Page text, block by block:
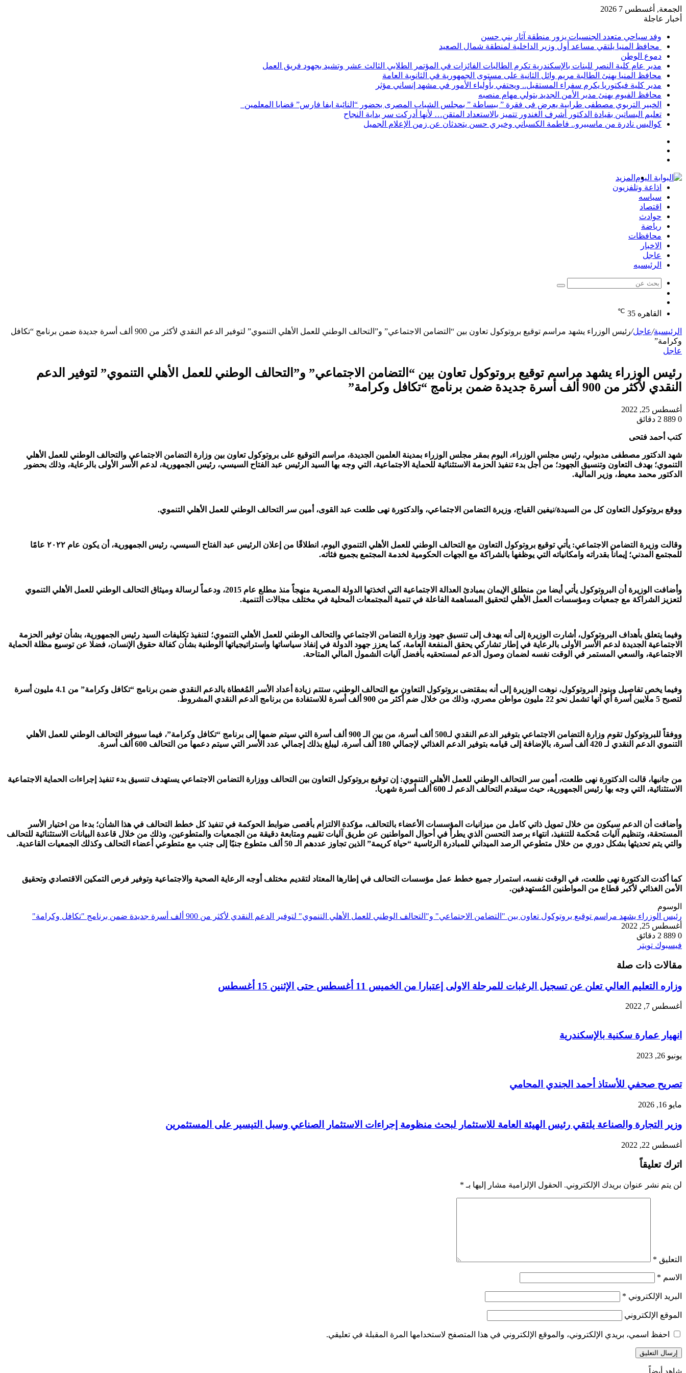
الجمعة, أغسطس 7 2026
أخبار عاجلة
وفد سياحي متعدد الجنسيات يزور منطقة آثار بني حسن
محافظ المنيا يلتقي مساعد أول وزير الداخلية لمنطقة شمال الصعيد
دموع الوطن
مدير عام كلية النصر للبنات بالإسكندرية تكرم الطالبات الفائزات في المؤتمر الطلابي الثالث عشر وتشيد بجهود فريق العمل
محافظ المنيا يهنئ الطالبة مريم وائل الثانية على مستوى الجمهورية في الثانوية العامة
مدير كلية فيكتوريا يكرم سفراء المستقبل.. ويحتفي بأولياء الأمور في مشهد إنساني مؤثر
محافظ الفيوم يهنئ مدير الأمن الجديد بتولي مهام منصبه
الخبير التربوي مصطفى طرابية يعرض فى فقرة ” ببساطة ” بمجلس الشباب المصرى بحضور “النائبة ايفا فارس” قضايا المعلمين
تعليم البساتين بقيادة الدكتور أشرف الغندور تتميز بالاستعداد المتقن… لأنها أدركت سر بداية النجاح
كواليس نادرة من ماسبيرو.. فاطمة الكسباني وخيري حسن يتحدثان عن زمن الإعلام الجميل
المزيد
اذاعة وتلفزيون
سياسه
اقتصاد
حوادث
رياضة
محافظات
الاخبار
عاجل
الرئيسيه
بحث
عشوائي
القاهره 35
℃
الرئيسية/عاجل/
رئيس الوزراء يشهد مراسم توقيع بروتوكول تعاون بين “التضامن الاجتماعي” و”التحالف الوطني للعمل الأهلي التنموي” لتوفير الدعم النقدي لأكثر من 900 ألف أسرة جديدة ضمن برنامج “تكافل
وكرامة”
عاجل
رئيس الوزراء يشهد مراسم توقيع بروتوكول تعاون بين “التضامن الاجتماعي” و”التحالف الوطني للعمل الأهلي التنموي” لتوفير الدعم
النقدي لأكثر من 900 ألف أسرة جديدة ضمن برنامج “تكافل وكرامة”
أغسطس 25, 2022
0
2 دقائق
كتب أحمد فتحى
شهد الدكتور مصطفى مدبولي، رئيس مجلس الوزراء، اليوم بمقر مجلس الوزراء بمدينة العلمين الجديدة، مراسم التوقيع على بروتوكول تعاون بين وزارة التضامن الاجتماعي والتحالف الوطني للعمل الأهلي
التنموي؛ بهدف التعاون وتنسيق الجهود؛ من أجل بدء تنفيذ الحزمة الاستثنائية للحماية الاجتماعية، التي وجه بها السيد الرئيس عبد الفتاح السيسي، رئيس الجمهورية، لدعم الأسر الأولى بالرعاية، وذلك بحضور
الدكتور محمد معيط، وزير المالية.
ووقع بروتوكول التعاون كل من السيدة/نيفين القباج، وزيرة التضامن الاجتماعي، والدكتورة نهى طلعت عبد القوى، أمين سر التحالف الوطني للعمل الأهلي التنموي.
وقالت وزيرة التضامن الاجتماعي: يأتي توقيع بروتوكول التعاون مع التحالف الوطني للعمل الأهلي التنموي اليوم، انطلاقًا من إعلان الرئيس عبد الفتاح السيسي، رئيس الجمهورية، أن يكون عام ٢٠٢٢ عامًا
للمجتمع المدني؛ إيماناً بقدراته وامكانياته التي يوظفها بالشراكة مع الجهات الحكومية لخدمة المجتمع بجميع فئاته.
وأضافت الوزيرة أن البروتوكول يأتي أيضا من منطلق الإيمان بمبادئ العدالة الاجتماعية التي اتخذتها الدولة المصرية منهجاً منذ مطلع عام 2015، ودعماً لرسالة وميثاق التحالف الوطني للعمل الأهلي التنموي
لتعزيز الشراكة مع جمعيات ومؤسسات العمل الأهلي لتحقيق المساهمة الفاعلة في تنمية المجتمعات المحلية في مختلف مجالات التنمية.
وفيما يتعلق بأهداف البروتوكول، أشارت الوزيرة إلى أنه يهدف إلى تنسيق جهود وزارة التضامن الاجتماعي والتحالف الوطني للعمل الأهلي التنموي؛ لتنفيذ تكليفات السيد رئيس الجمهورية، بشأن توفير الحزمة
الاجتماعية الجديدة لدعم الأسر الأولى بالرعاية في إطار تشاركي يحقق المنفعة العامة، كما يعزز جهود الدولة في إنفاذ سياساتها واستراتيجياتها الوطنية بشأن كفالة حقوق الإنسان، فضلا عن توسيع مظلة الحماية
الاجتماعية، والسعي المستمر في الوقت نفسه لضمان وصول الدعم لمستحقيه بأفضل آليات الشمول المالي المتاحة.
وفيما يخص تفاصيل وبنود البروتوكول، نوهت الوزيرة إلى أنه بمقتضى بروتوكول التعاون مع التحالف الوطني، ستتم زيادة أعداد الأسر المُغطاة بالدعم النقدي ضمن برنامج “تكافل وكرامة” من 4.1 مليون أسرة
لتصبح 5 ملايين أسرة أي أنها تشمل نحو 22 مليون مواطن مصري، وذلك من خلال ضم أكثر من 900 ألف أسرة للاستفادة من برنامج الدعم النقدي المشروط.
ووفقاً للبروتوكول تقوم وزارة التضامن الاجتماعي بتوفير الدعم النقدي لـ500 ألف أسرة، من بين الـ 900 ألف أسرة التي سيتم ضمها إلى برنامج “تكافل وكرامة”، فيما سيوفر التحالف الوطني للعمل الأهلي
التنموي الدعم النقدي لـ 420 ألف أسرة، بالإضافة إلى قيامه بتوفير الدعم الغذائي لإجمالي 180 ألف أسرة، ليبلغ بذلك إجمالي عدد الأسر التي سيتم دعمها من التحالف 600 ألف أسرة.
من جانبها، قالت الدكتورة نهى طلعت، أمين سر التحالف الوطني للعمل الأهلي التنموي: إن توقيع بروتوكول التعاون بين التحالف ووزارة التضامن الاجتماعي يستهدف تنسيق بدء تنفيذ إجراءات الحماية الاجتماعية
الاستثنائية، التي وجه بها رئيس الجمهورية، حيث سيقدم التحالف الدعم لـ 600 ألف أسرة شهريا.
وأضافت أن الدعم سيكون من خلال تمويل ذاتي كامل من ميزانيات المؤسسات الأعضاء بالتحالف، مؤكدة الالتزام بأقصى ضوابط الحوكمة في تنفيذ كل خطط التحالف في هذا الشأن؛ بدءا من اختيار الأسر
المستحقة، وتنظيم آليات مُحكمة للتنفيذ، انتهاء برصد التحسن الذي يطرأ في أحوال المواطنين عن طريق آليات تقييم ومتابعة دقيقة من الجمعيات والمتطوعين، وذلك من خلال قاعدة البيانات الاستثنائية للتحالف
والتي يتم تحديثها بشكل دوري من خلال متطوعي الرصد الميداني للمبادرة الرئاسية “حياة كريمة” الذين تجاوز عددهم الـ 50 ألف متطوع جنبًا إلى جنب مع متطوعي أعضاء التحالف وكذلك الجمعيات القاعدية.
كما أكدت الدكتورة نهى طلعت، في الوقت نفسه، استمرار جميع خطط عمل مؤسسات التحالف في إطارها المعتاد لتقديم مختلف أوجه الرعاية الصحية والاجتماعية وتوفير فرص التمكين الاقتصادي وتحقيق
الأمن الغذائي لأكبر قطاع من المواطنين المُستهدفين.
الوسوم
رئيس الوزراء يشهد مراسم توقيع بروتوكول تعاون بين "التضامن الاجتماعي" و"التحالف الوطني للعمل الأهلي التنموي" لتوفير الدعم النقدي لأكثر من 900 ألف أسرة جديدة ضمن برنامج "تكافل وكرامة"
أغسطس 25, 2022
0
2 دقائق
فيسبوك تويتر
البريد
مقالات ذات صلة
وزاره التعليم العالي تعلن عن تسجيل الرغبات للمرحلة الاولى إعتبارا من الخميس 11 أغسطس حتى الإثنين 15 أغسطس
أغسطس 7, 2022
انهيار عمارة سكنية بالإسكندرية
يونيو 26, 2023
تصريح صحفي للأستاذ أحمد الجندي المحامي
مايو 16, 2026
وزير التجارة والصناعة يلتقي رئيس الهيئة العامة للاستثمار لبحث منظومة إجراءات الاستثمار الصناعي وسبل التيسير على المستثمرين
أغسطس 22, 2022
اترك تعليقاً
لن يتم نشر عنوان بريدك الإلكتروني. الحقول الإلزامية مشار إليها بـ *
التعليق *
الاسم *
البريد الإلكتروني *
الموقع الإلكتروني
احفظ اسمي، بريدي الإلكتروني، والموقع الإلكتروني في هذا المتصفح لاستخدامها المرة المقبلة في تعليقي.
شاهد أيضاً